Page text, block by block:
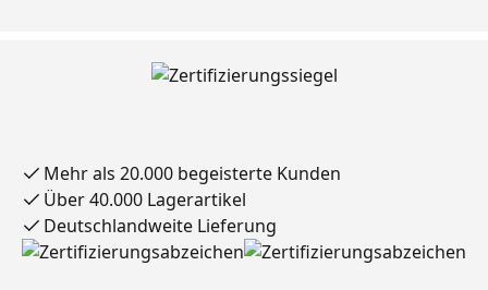
Mehr als 20.000 begeisterte Kunden
Über 40.000 Lagerartikel
Deutschlandweite Lieferung